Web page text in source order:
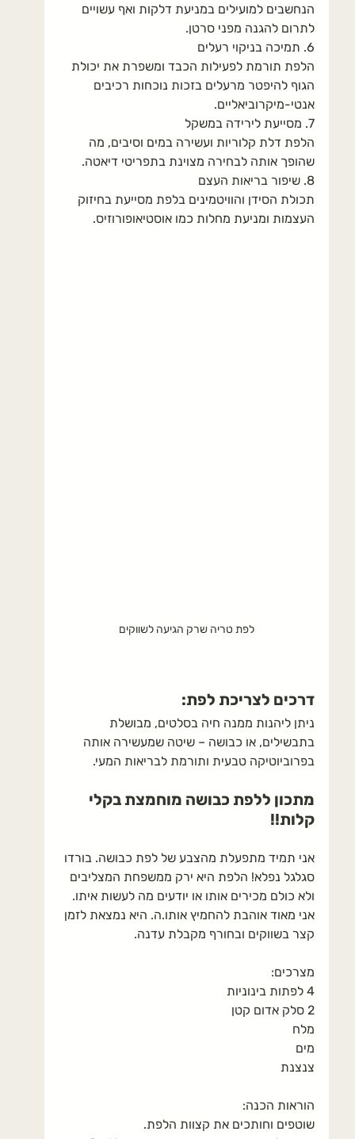
הנחשבים למועילים במניעת דלקות ואף עשויים
לתרום להגנה מפני סרטן.
6. תמיכה בניקוי רעלים
הלפת תורמת לפעילות הכבד ומשפרת את יכולת
הגוף להיפטר מרעלים בזכות נוכחות רכיבים
אנטי-מיקרוביאליים.
7. מסייעת לירידה במשקל
הלפת דלת קלוריות ועשירה במים וסיבים, מה
שהופך אותה לבחירה מצוינת בתפריטי דיאטה.
8. שיפור בריאות העצם
תכולת הסידן והוויטמינים בלפת מסייעת בחיזוק
העצמות ומניעת מחלות כמו אוסטיאופורוזיס.
לפת טריה שרק הגיעה לשווקים
דרכים לצריכת לפת:
ניתן ליהנות ממנה חיה בסלטים, מבושלת
בתבשילים, או כבושה – שיטה שמעשירה אותה
בפרוביוטיקה טבעית ותורמת לבריאות המעי.
מתכון ללפת כבושה מוחמצת בקלי
קלות!!
אני תמיד מתפעלת מהצבע של לפת כבושה. בורדו
סגלגל נפלא! הלפת היא ירק ממשפחת המצליבים
ולא כולם מכירים אותו או יודעים מה לעשות איתו.
אני מאוד אוהבת להחמיץ אותו.ה. היא נמצאת לזמן
קצר בשווקים ובחורף מקבלת עדנה.
מצרכים:
4 לפתות בינוניות
2 סלק אדום קטן
מלח
מים
צנצנת
הוראות הכנה:
שוטפים וחותכים את קצוות הלפת.